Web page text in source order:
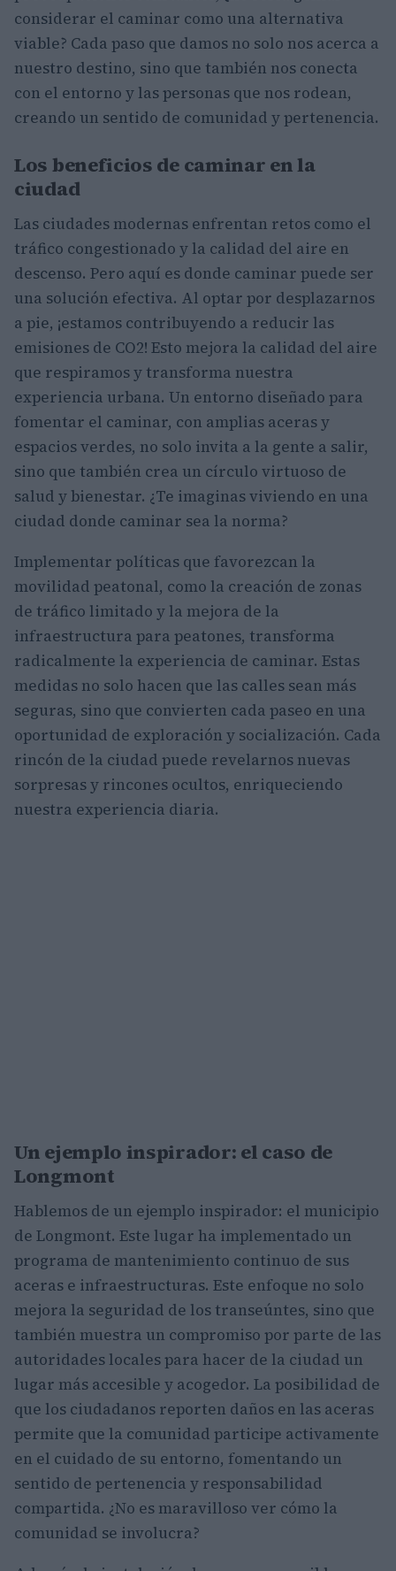
considerar el caminar como una alternativa
viable? Cada paso que damos no solo nos acerca a
nuestro destino, sino que también nos conecta
con el entorno y las personas que nos rodean,
creando un sentido de comunidad y pertenencia.
Los beneficios de caminar en la
ciudad
Las ciudades modernas enfrentan retos como el
tráfico congestionado y la calidad del aire en
descenso. Pero aquí es donde caminar puede ser
una solución efectiva. Al optar por desplazarnos
a pie, ¡estamos contribuyendo a reducir las
emisiones de CO2! Esto mejora la calidad del aire
que respiramos y transforma nuestra
experiencia urbana. Un entorno diseñado para
fomentar el caminar, con amplias aceras y
espacios verdes, no solo invita a la gente a salir,
sino que también crea un círculo virtuoso de
salud y bienestar. ¿Te imaginas viviendo en una
ciudad donde caminar sea la norma?
Implementar políticas que favorezcan la
movilidad peatonal, como la creación de zonas
de tráfico limitado y la mejora de la
infraestructura para peatones, transforma
radicalmente la experiencia de caminar. Estas
medidas no solo hacen que las calles sean más
seguras, sino que convierten cada paseo en una
oportunidad de exploración y socialización. Cada
rincón de la ciudad puede revelarnos nuevas
sorpresas y rincones ocultos, enriqueciendo
nuestra experiencia diaria.
Un ejemplo inspirador: el caso de
Longmont
Hablemos de un ejemplo inspirador: el municipio
de Longmont. Este lugar ha implementado un
programa de mantenimiento continuo de sus
aceras e infraestructuras. Este enfoque no solo
mejora la seguridad de los transeúntes, sino que
también muestra un compromiso por parte de las
autoridades locales para hacer de la ciudad un
lugar más accesible y acogedor. La posibilidad de
que los ciudadanos reporten daños en las aceras
permite que la comunidad participe activamente
en el cuidado de su entorno, fomentando un
sentido de pertenencia y responsabilidad
compartida. ¿No es maravilloso ver cómo la
comunidad se involucra?